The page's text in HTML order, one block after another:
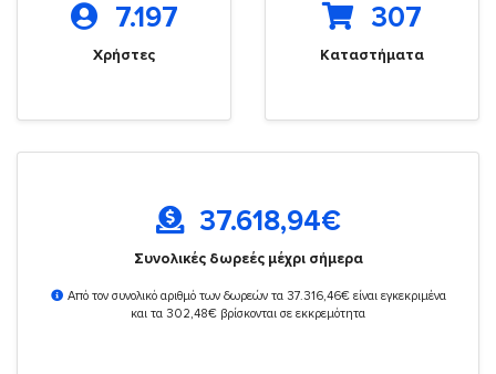
7.197
Χρήστες
307
Καταστήματα
37.618,94€
Συνολικές δωρεές μέχρι σήμερα
Από τον συνολικό αριθμό των δωρεών τα 37.316,46€ είναι εγκεκριμένα
και τα 302,48€ βρίσκονται σε εκκρεμότητα